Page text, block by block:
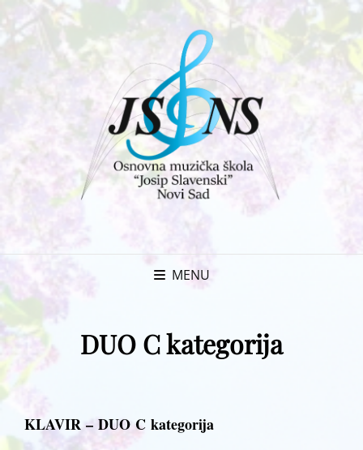
MENU
DUO C kategorija
KLAVIR – DUO C kategorija